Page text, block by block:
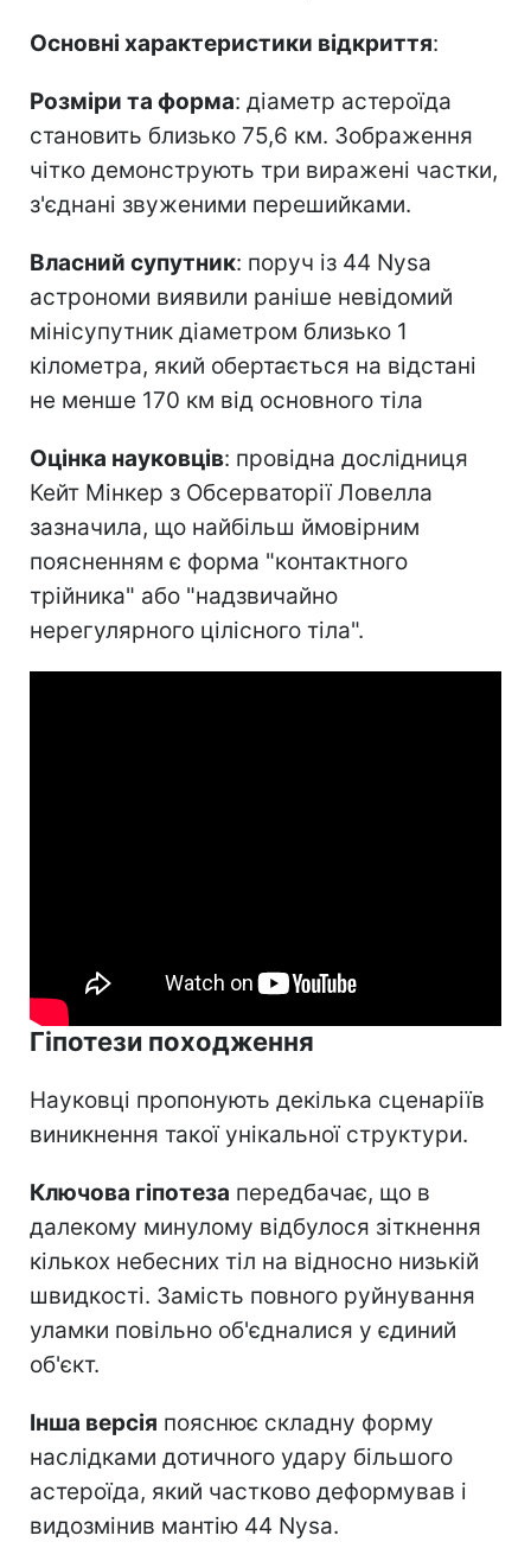
Основні характеристики відкриття:
Розміри та форма: діаметр астероїда
становить близько 75,6 км. Зображення
чітко демонструють три виражені частки,
з'єднані звуженими перешийками.
Власний супутник: поруч із 44 Nysa
астрономи виявили раніше невідомий
мінісупутник діаметром близько 1
кілометра, який обертається на відстані
не менше 170 км від основного тіла
Оцінка науковців: провідна дослідниця
Кейт Мінкер з Обсерваторії Ловелла
зазначила, що найбільш ймовірним
поясненням є форма "контактного
трійника" або "надзвичайно
нерегулярного цілісного тіла".
Гіпотези походження
Науковці пропонують декілька сценаріїв
виникнення такої унікальної структури.
Ключова гіпотеза передбачає, що в
далекому минулому відбулося зіткнення
кількох небесних тіл на відносно низькій
швидкості. Замість повного руйнування
уламки повільно об'єдналися у єдиний
об'єкт.
Інша версія пояснює складну форму
наслідками дотичного удару більшого
астероїда, який частково деформував і
видозмінив мантію 44 Nysa.